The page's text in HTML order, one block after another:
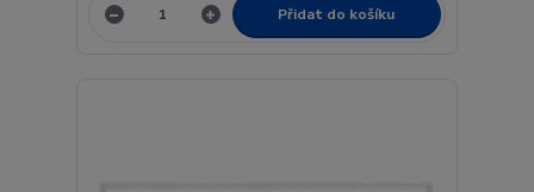
Přidat do košíku